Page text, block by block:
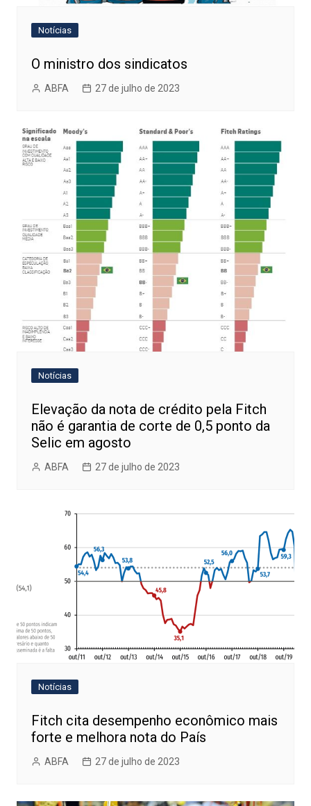
Notícias
O ministro dos sindicatos
ABFA 27 de julho de 2023
Notícias
Elevação da nota de crédito pela Fitch
não é garantia de corte de 0,5 ponto da
Selic em agosto
ABFA 27 de julho de 2023
Notícias
Fitch cita desempenho econômico mais
forte e melhora nota do País
ABFA 27 de julho de 2023